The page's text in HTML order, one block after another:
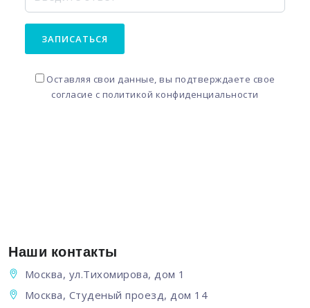
ЗАПИСАТЬСЯ
Оставляя свои данные, вы подтверждаете свое
согласие с политикой конфиденциальности
Наши контакты
Москва, ул.Тихомирова, дом 1
Москва, Студеный проезд, дом 14